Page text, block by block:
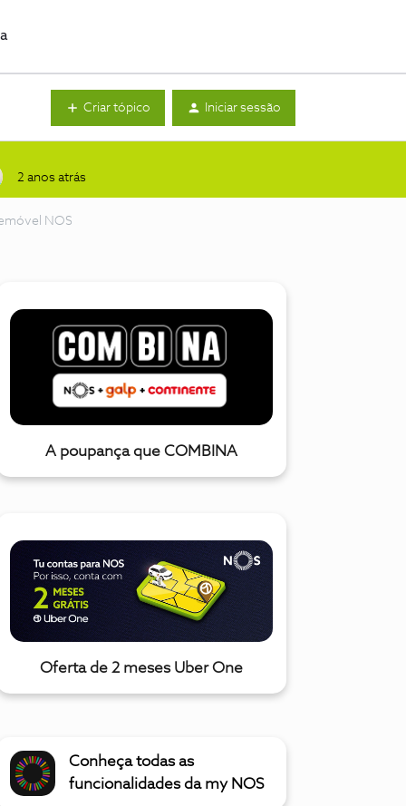
Criar tópico Iniciar sessão
2 anos atrás
NOS
A poupança que COMBINA
Oferta de 2 meses Uber One
Conheça todas as
funcionalidades da my NOS